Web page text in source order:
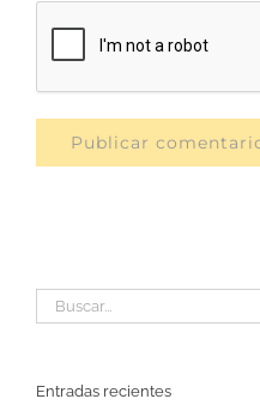
Buscar:
Entradas recientes